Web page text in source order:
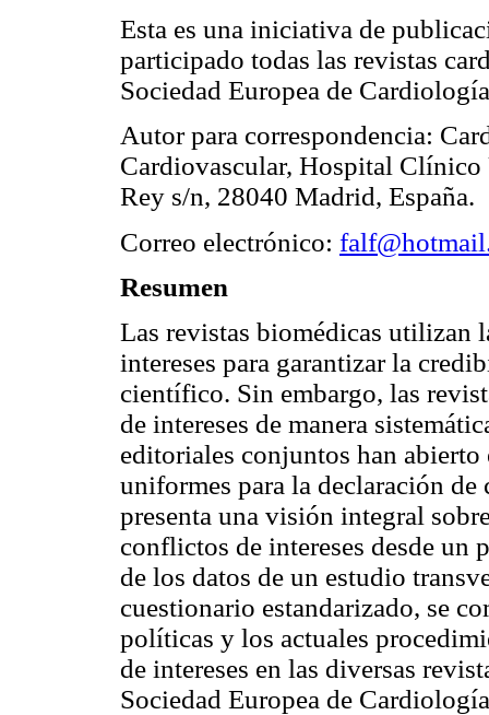
Esta es una iniciativa de
participado todas las revistas
Sociedad Europea de
Autor para correspondencia:
Cardiovascular, Hospital
Rey s/n, 28040 Madrid, España.
Correo electrónico:
Resumen
Las revistas biomédicas utilizan
intereses para garantizar la
científico. Sin embargo, las
de intereses de manera
editoriales conjuntos han
uniformes para la declaración
presenta una visión integral
conflictos de intereses desde un
de los datos de un estudio
cuestionario estandarizado, se
políticas y los actuales
de intereses en las diversas
Sociedad Europea de